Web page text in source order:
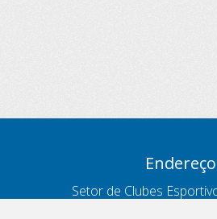
Endereço
Setor de Clubes